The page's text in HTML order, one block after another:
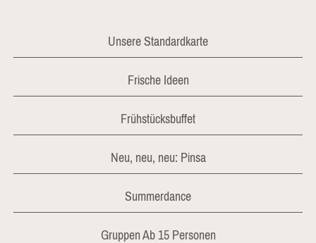
Unsere Standardkarte
Frische Ideen
Frühstücksbuffet
Neu, neu, neu: Pinsa
Summerdance
Gruppen Ab 15 Personen